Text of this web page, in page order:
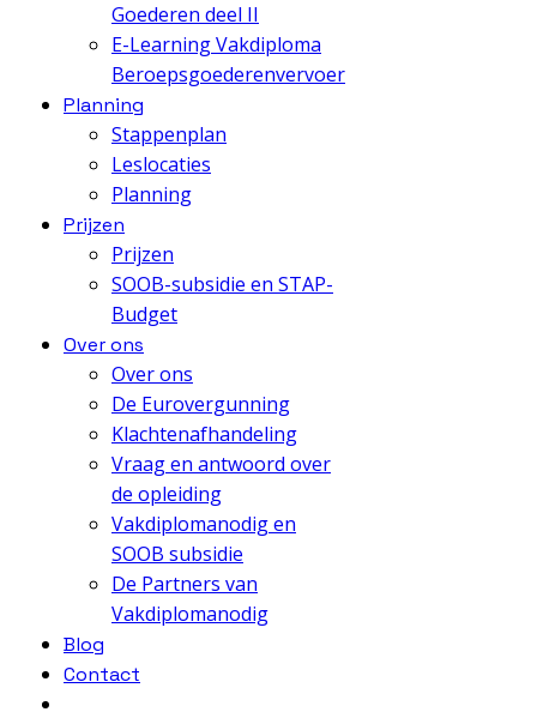
Goederen deel II
E-Learning Vakdiploma
Beroepsgoederenvervoer
Planning
Stappenplan
Leslocaties
Planning
Prijzen
Prijzen
SOOB-subsidie en STAP-
Budget
Over ons
Over ons
De Eurovergunning
Klachtenafhandeling
Vraag en antwoord over
de opleiding
Vakdiplomanodig en
SOOB subsidie
De Partners van
Vakdiplomanodig
Blog
Contact